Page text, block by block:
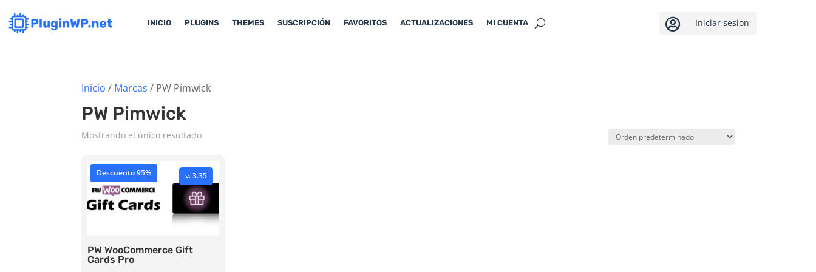
INICIO PLUGINS THEMES SUSCRIPCIÓN FAVORITOS ACTUALIZACIONES MI CUENTA  Iniciar sesion
Inicio / Marcas / PW Pimwick
PW Pimwick
Mostrando el único resultado
v. 3.35
Descuento 95%
PW WooCommerce Gift
Cards Pro